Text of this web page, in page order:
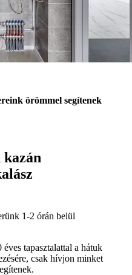
örömmel segítenek
1-2 órán belül
tapasztalattal a hátuk
csak hívjon minket